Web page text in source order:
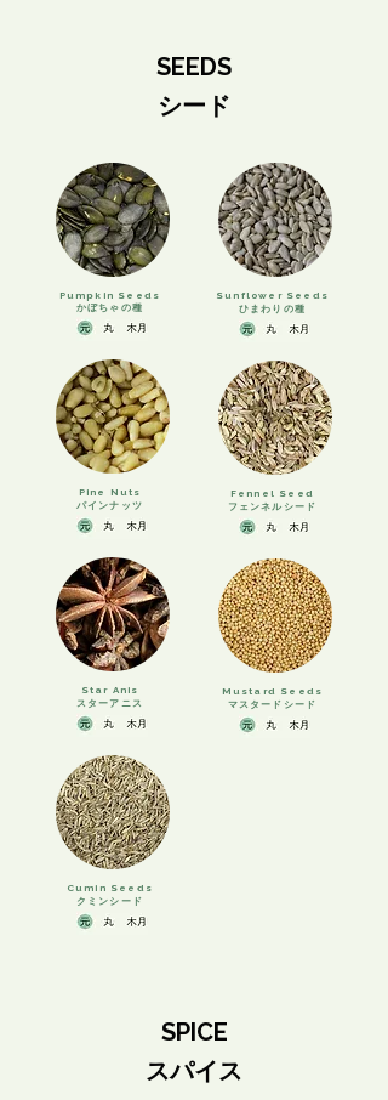
SEEDS
シード
Pumpkin Seeds
​かぼちゃの種
Pine Nuts
​パインナッツ
Star Anis
スターアニス
Cumin Seeds
クミンシード
Sunflower Seeds
ひまわりの種
Fennel Seed
フェンネルシード
Mustard Seeds
マスタードシード
SPICE
スパイス